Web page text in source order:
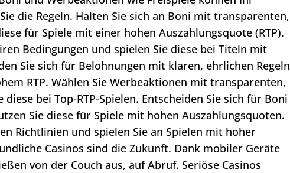
die Regeln. Halten Sie sich an Boni mit transparenten,
für Spiele mit einer hohen Auszahlungsquote (RTP).
Bedingungen und spielen Sie diese bei Titeln mit
Sie sich für Belohnungen mit klaren, ehrlichen Regeln
RTP. Wählen Sie Werbeaktionen mit transparenten,
bei Top-RTP-Spielen. Entscheiden Sie sich für Boni
Sie diese für Spiele mit hohen Auszahlungsquoten.
Richtlinien und spielen Sie an Spielen mit hoher
Casinos sind die Zukunft. Dank mobiler Geräte
von der Couch aus, auf Abruf. Seriöse Casinos